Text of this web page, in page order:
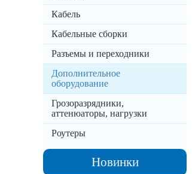
Кабель
Кабельные сборки
Разъемы и переходники
Дополнительное
оборудование
Грозоразрядники,
аттенюаторы, нагрузки
Роутеры
Новинки